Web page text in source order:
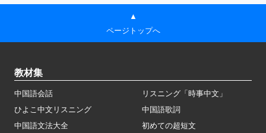
▲
ページトップへ
教材集
中国語会話
リスニング「時事中文」
ひよこ中文リスニング
中国語歌詞
中国語文法大全
初めての超短文